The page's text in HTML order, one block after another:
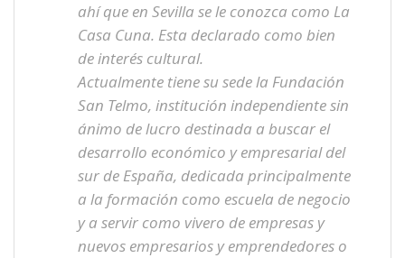
ahí que en Sevilla se le conozca como La
Casa Cuna. Esta declarado como bien
de interés cultural.
Actualmente tiene su sede la Fundación
San Telmo, institución independiente sin
ánimo de lucro destinada a buscar el
desarrollo económico y empresarial del
sur de España, dedicada principalmente
a la formación como escuela de negocio
y a servir como vivero de empresas y
nuevos empresarios y emprendedores o